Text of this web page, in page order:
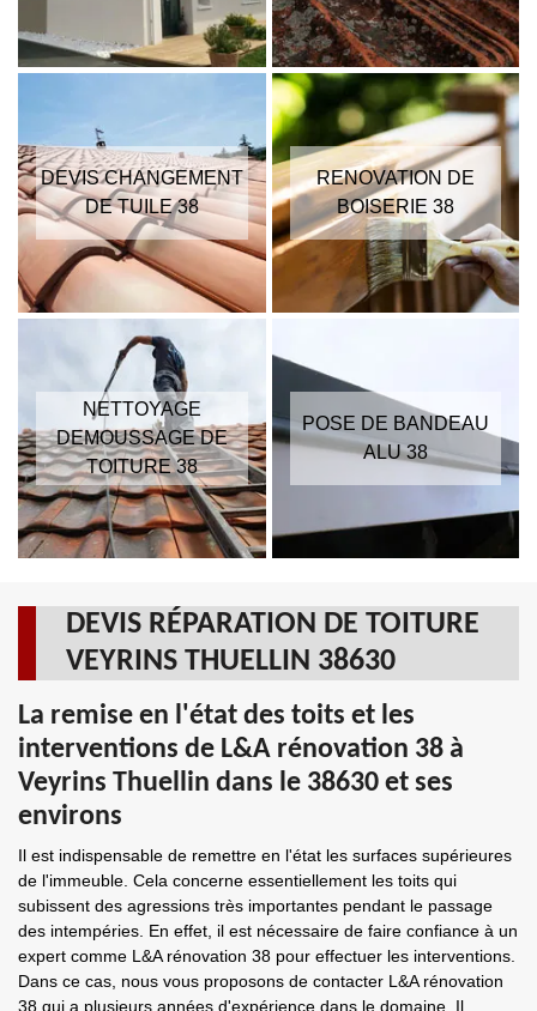
DEVIS CHANGEMENT
DE TUILE 38
RENOVATION DE
BOISERIE 38
NETTOYAGE
DEMOUSSAGE DE
TOITURE 38
POSE DE BANDEAU
ALU 38
DEVIS RÉPARATION DE TOITURE
VEYRINS THUELLIN 38630
La remise en l'état des toits et les
interventions de L&A rénovation 38 à
Veyrins Thuellin dans le 38630 et ses
environs
Il est indispensable de remettre en l'état les surfaces supérieures
de l'immeuble. Cela concerne essentiellement les toits qui
subissent des agressions très importantes pendant le passage
des intempéries. En effet, il est nécessaire de faire confiance à un
expert comme L&A rénovation 38 pour effectuer les interventions.
Dans ce cas, nous vous proposons de contacter L&A rénovation
38 qui a plusieurs années d'expérience dans le domaine. Il